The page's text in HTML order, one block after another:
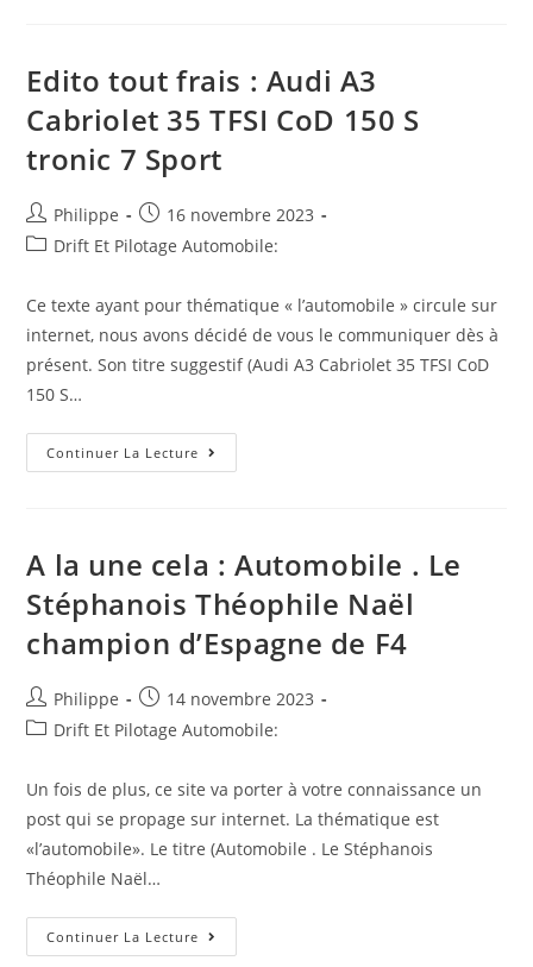
Du
Sud
Rouler
La
Fenêtre
Ouverte »
Twingo
Devient
Culte,
Après
Sa
Sortie
Edito tout frais : Audi A3
Cabriolet 35 TFSI CoD 150 S
tronic 7 Sport
Auteur/autrice
de
Philippe
Post
published:
16 novembre 2023
PostDrift Et Pilotage Automobile:
Ce texte ayant pour thématique « l’automobile » circule sur
internet, nous avons décidé de vous le communiquer dès à
présent. Son titre suggestif (Audi A3 Cabriolet 35 TFSI CoD
150 S…
Continuer La Lecture Edito
Tout
Cabriolet
35
CoD
150
S
Tronic
A la une cela : Automobile . Le
Stéphanois Théophile Naël
champion d’Espagne de F4
Auteur/autrice
de
Philippe
Post
published:
14 novembre 2023
PostDrift Et Pilotage Automobile:
Un fois de plus, ce site va porter à votre connaissance un
post qui se propage sur internet. La thématique est
«l’automobile». Le titre (Automobile . Le Stéphanois
Théophile Naël…
Continuer La Lecture A
La